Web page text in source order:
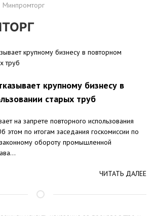
Минпромторг
крупному бизнесу в
старых труб
на запрете повторного использования
по итогам заседания госкомиссии по
обороту промышленной
ЧИТАТЬ ДАЛЕЕ